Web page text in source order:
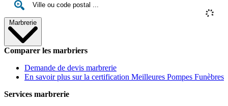
Marbrerie
Comparer les marbriers
Demande de devis marbrerie
En savoir plus sur la certification Meilleures Pompes Funèbres
Services marbrerie